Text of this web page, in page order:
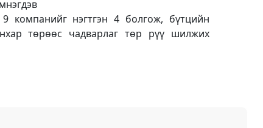
компанийг нэгтгэн 4 болгож, бүтцийн
төрөөс чадварлаг төр рүү шилжих